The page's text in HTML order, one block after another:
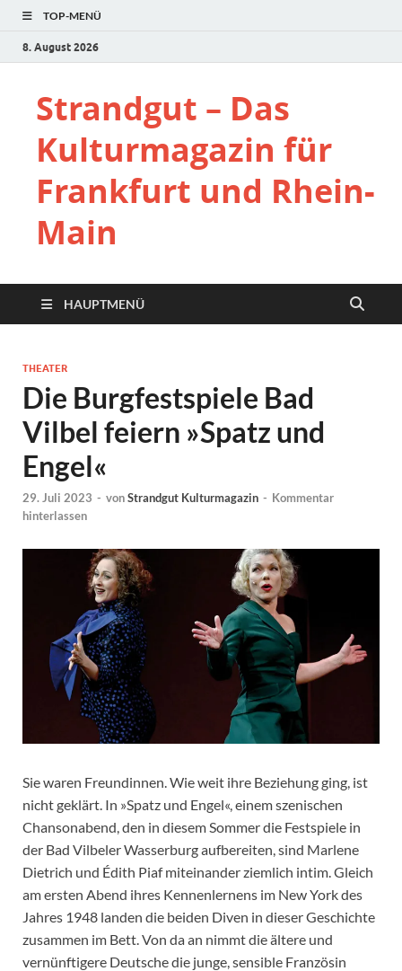
TOP-MENÜ
8. August 2026
Strandgut – Das
Kulturmagazin für
Frankfurt und Rhein-
Main
HAUPTMENÜ
THEATER
Die Burgfestspiele Bad
Vilbel feiern »Spatz und
Engel«
29. Juli 2023 - vonStrandgut Kulturmagazin - Kommentar
hinterlassen
Sie waren Freundinnen. Wie weit ihre Beziehung ging, ist
nicht geklärt. In »Spatz und Engel«, einem szenischen
Chansonabend, den in diesem Sommer die Festspiele in
der Bad Vilbeler Wasserburg aufbereiten, sind Marlene
Dietrich und Édith Piaf miteinander ziemlich intim. Gleich
am ersten Abend ihres Kennenlernens im New York des
Jahres 1948 landen die beiden Diven in dieser Geschichte
zusammen im Bett. Von da an nimmt die ältere und
vernünftigere Deutsche die junge, sensible Französin